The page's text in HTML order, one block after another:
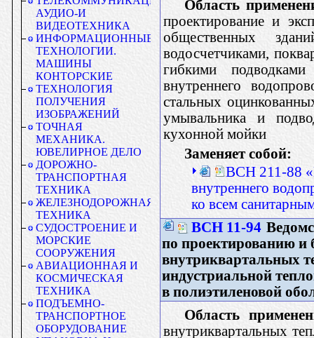
АУДИО-И
ВИДЕОТЕХНИКА
ИНФОРМАЦИОННЫЕ
ТЕХНОЛОГИИ.
МАШИНЫ
КОНТОРСКИЕ
ТЕХНОЛОГИЯ
ПОЛУЧЕНИЯ
ИЗОБРАЖЕНИЙ
ТОЧНАЯ
МЕХАНИКА.
ЮВЕЛИРНОЕ ДЕЛО
ДОРОЖНО-
ТРАНСПОРТНАЯ
ТЕХНИКА
ЖЕЛЕЗНОДОРОЖНАЯ
ТЕХНИКА
СУДОСТРОЕНИЕ И
МОРСКИЕ
СООРУЖЕНИЯ
АВИАЦИОННАЯ И
КОСМИЧЕСКАЯ
ТЕХНИКА
ПОДЪЕМНО-
ТРАНСПОРТНОЕ
ОБОРУДОВАНИЕ
Область
проектирование и
общественных
водосчетчиками,
гибкими
внутреннего
стальных
умывальника и
кухонной мойки
Заменяет собой:
ВСН 211-88
внутреннего
ко всем
ВСН 11-94
по проектированию и
внутриквартальных
индустриальной
в полиэтиленовой
Область
внутриквартальных